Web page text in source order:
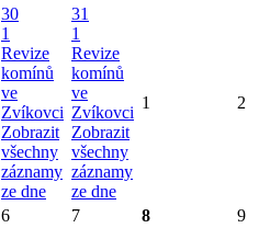
30
1
Revize
komínů
ve
Zvíkovci
Zobrazit
všechny
záznamy
ze dne
31
1
Revize
komínů
ve
Zvíkovci
Zobrazit
všechny
záznamy
ze dne
1 2
6 7 8 9